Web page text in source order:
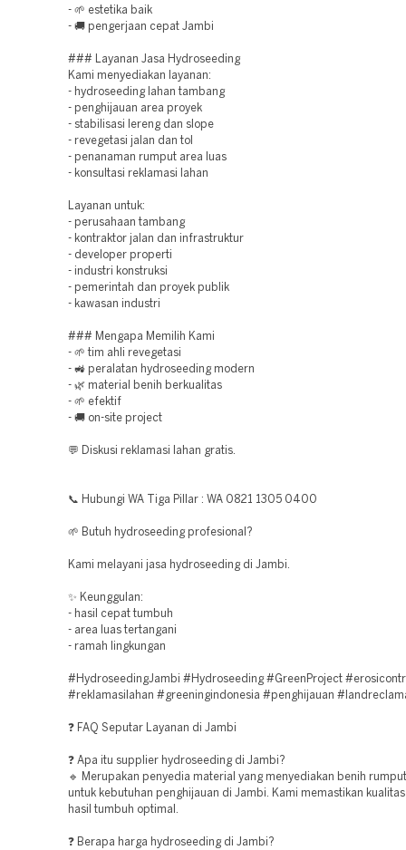
- 🌱 estetika baik
- 🚚 pengerjaan cepat Jambi
### Layanan Jasa Hydroseeding
Kami menyediakan layanan:
- hydroseeding lahan tambang
- penghijauan area proyek
- stabilisasi lereng dan slope
- revegetasi jalan dan tol
- penanaman rumput area luas
- konsultasi reklamasi lahan
Layanan untuk:
- perusahaan tambang
- kontraktor jalan dan infrastruktur
- developer properti
- industri konstruksi
- pemerintah dan proyek publik
- kawasan industri
### Mengapa Memilih Kami
- 🌱 tim ahli revegetasi
- 🚜 peralatan hydroseeding modern
- 🌿 material benih berkualitas
- 🌱 efektif
- 🚚 on-site project
💬 Diskusi reklamasi lahan gratis.
📞 Hubungi WA Tiga Pillar : WA 0821 1305 0400
🌱 Butuh hydroseeding profesional?
Kami melayani jasa hydroseeding di Jambi.
✨ Keunggulan:
- hasil cepat tumbuh
- area luas tertangani
- ramah lingkungan
#HydroseedingJambi #Hydroseeding #GreenProject
#reklamasilahan #greeningindonesia #penghijauan
❓ FAQ Seputar Layanan di Jambi
❓ Apa itu supplier hydroseeding di Jambi?
🔹 Merupakan penyedia material yang menyediakan benih
untuk kebutuhan penghijauan di Jambi. Kami memastikan
hasil tumbuh optimal.
❓ Berapa harga hydroseeding di Jambi?